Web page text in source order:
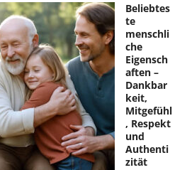
Beliebtes
te
menschli
che
Eigensch
aften –
Dankbar
keit,
Mitgefühl
, Respekt
und
Authenti
zität